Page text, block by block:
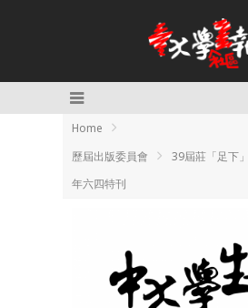
Home
歷屆出版委員會
39屆莊「足下
年六四特刊